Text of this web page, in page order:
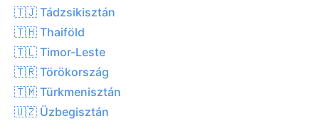
🇹🇯 Tádzsikisztán
🇹🇭 Thaiföld
🇹🇱 Timor-Leste
🇹🇷 Törökország
🇹🇲 Türkmenisztán
🇺🇿 Üzbegisztán